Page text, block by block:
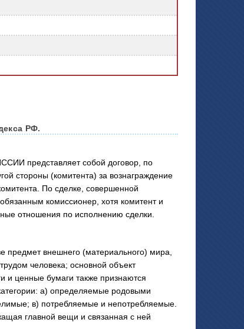
РФ.
представляет собой договор, по
стороны (комитента) за вознаграждение
По сделке, совершенной
комиссионер, хотя комитент и
отношения по исполнению сделки.
внешнего (материального) мира,
человека; основной объект
и ценные бумаги также признаются
а) определяемые родовыми
в) потребляемые и непотребляемые.
главной вещи и связанная с ней